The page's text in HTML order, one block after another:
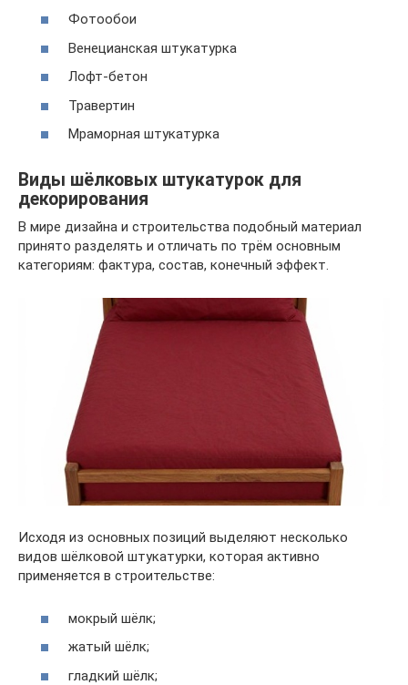
Фотообои
Венецианская штукатурка
Лофт-бетон
Травертин
Мраморная штукатурка
Виды шёлковых штукатурок для
декорирования
В мире дизайна и строительства подобный материал
принято разделять и отличать по трём основным
категориям: фактура, состав, конечный эффект.
Исходя из основных позиций выделяют несколько
видов шёлковой штукатурки, которая активно
применяется в строительстве:
мокрый шёлк;
жатый шёлк;
гладкий шёлк;